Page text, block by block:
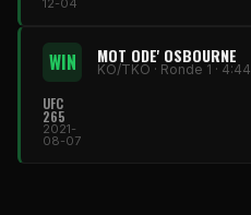
WIN MOT ODE' OSBOURNE
KO/TKO · Ronde 1 · 4:44
UFC
265
2021-
08-07